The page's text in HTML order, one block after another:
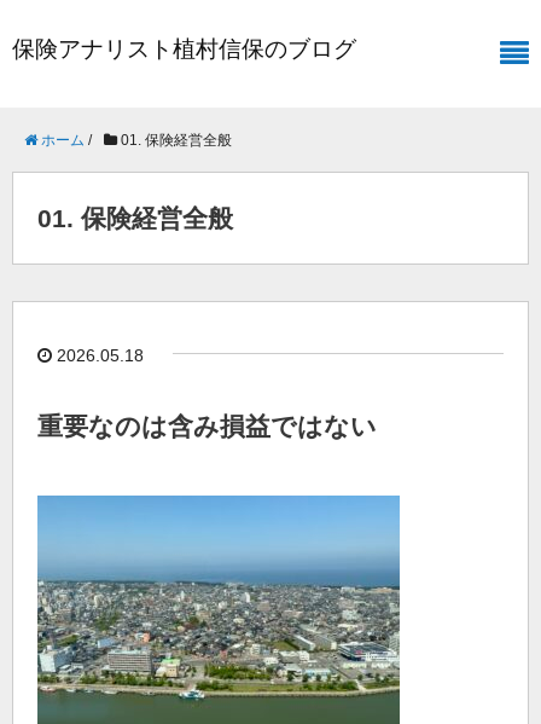
保険アナリスト植村信保のブログ
ホーム / 01. 保険経営全般
01. 保険経営全般
2026.05.18
重要なのは含み損益ではない